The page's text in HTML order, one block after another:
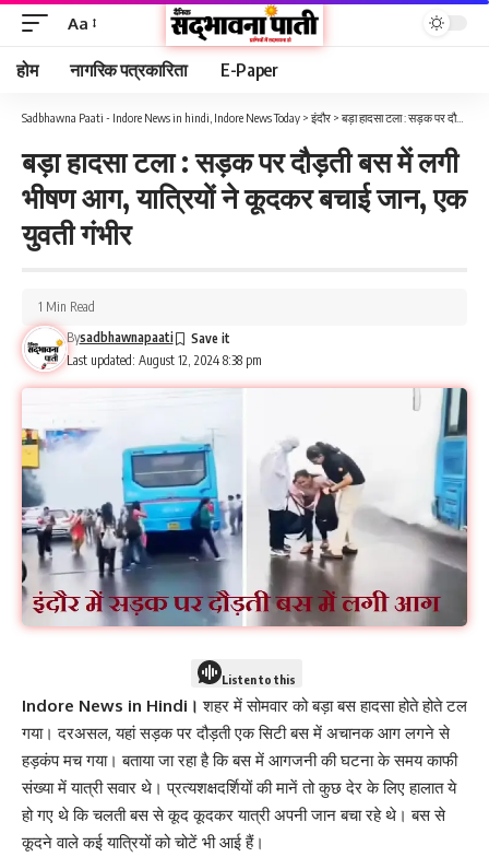
Aa
होम नागरिक पत्रकारिता E-Paper
Sadbhawna Paati - Indore News in hindi, Indore News Today > इंदौर > बड़ा हादसा टला : सड़क पर दौड़ती बस में लगी भीषण आग, यात्रियों ने कूदकर बचाई जान, एक युवती गंभीर
बड़ा हादसा टला : सड़क पर दौड़ती बस में लगी
भीषण आग, यात्रियों ने कूदकर बचाई जान, एक
युवती गंभीर
Last updated: August 12, 2024 8:38 pm
Bysadbhawnapaati
1 Min Read
Listen to this
Indore News in Hindi। शहर में सोमवार को बड़ा बस हादसा होते होते टल
गया। दरअसल, यहां सड़क पर दौड़ती एक सिटी बस में अचानक आग लगने से
हड़कंप मच गया। बताया जा रहा है कि बस में आगजनी की घटना के समय काफी
संख्या में यात्री सवार थे। प्रत्यशक्षदर्शियों की मानें तो कुछ देर के लिए हालात ये
हो गए थे कि चलती बस से कूद कूदकर यात्री अपनी जान बचा रहे थे। बस से
कूदने वाले कई यात्रियों को चोटें भी आई हैं।